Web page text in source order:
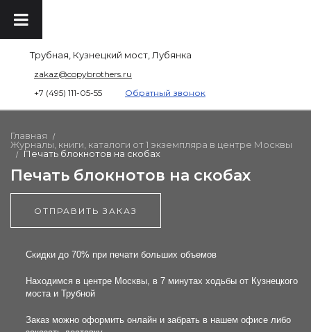
Трубная, Кузнецкий мост, Лубянка
zakaz@copybrothers.ru
+7 (495) 111-05-55
Обратный звонок
Главная /
Журналы, книги, каталоги от 1 экземпляра в центре Москвы
/ Печать блокнотов на скобах
Печать блокнотов на скобах
ОТПРАВИТЬ ЗАКАЗ
Скидки до 70% при печати больших объемов
Находимся в центре Москвы, в 7 минутах ходьбы от Кузнецкого
моста и Трубной
Заказ можно оформить онлайн и забрать в нашем офисе либо